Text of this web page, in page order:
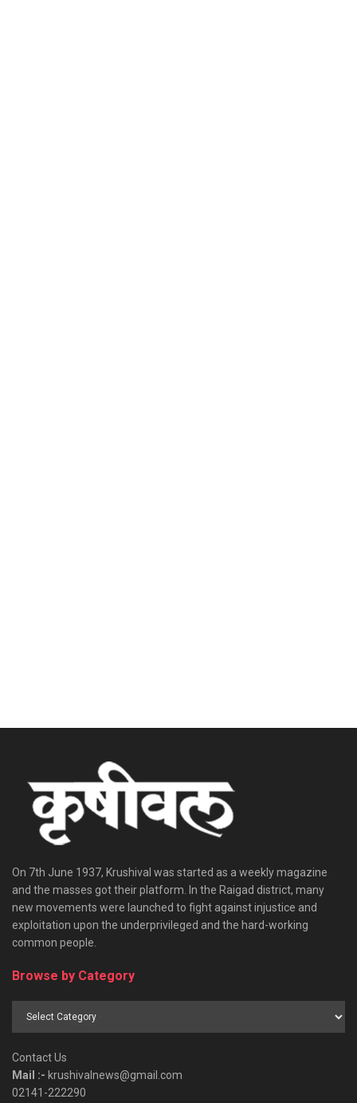
On 7th June 1937, Krushival was started as a weekly magazine
and the masses got their platform. In the Raigad district, many
new movements were launched to fight against injustice and
exploitation upon the underprivileged and the hard-working
common people.
Browse by Category
Contact Us
Mail :- krushivalnews@gmail.com
02141-222290